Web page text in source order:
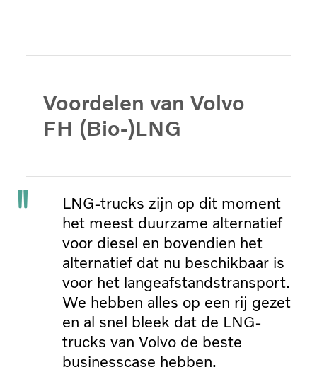
Voordelen van Volvo
FH (Bio-)LNG
LNG-trucks zijn op dit moment
het meest duurzame alternatief
voor diesel en bovendien het
alternatief dat nu beschikbaar is
voor het langeafstandstransport.
We hebben alles op een rij gezet
en al snel bleek dat de LNG-
trucks van Volvo de beste
businesscase hebben.